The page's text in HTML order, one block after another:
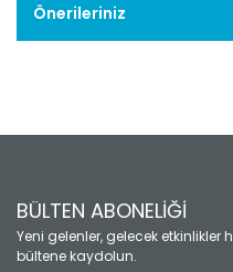
Önerileriniz
BÜLTEN ABONELİĞİ
Yeni gelenler, gelecek
bültene kaydolun.